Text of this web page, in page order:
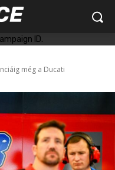
ID.
még a Ducati